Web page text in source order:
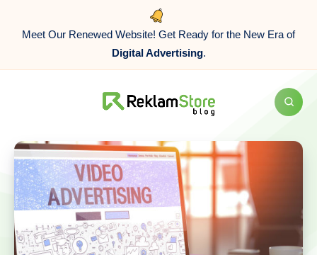
Meet Our Renewed Website! Get Ready for the New Era of
Digital Advertising.